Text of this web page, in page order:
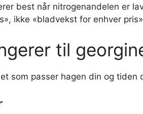
best når nitrogenandelen er
ikke «bladvekst for enhver
til
som passer hagen din og tiden